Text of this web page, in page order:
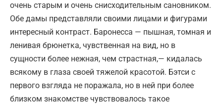
очень старым и очень снисходительным сановником.
Обе дамы представляли своими лицами и фигурами
интересный контраст. Баронесса — пышная, томная и
ленивая брюнетка, чувственная на вид, но в
сущности более нежная, чем страстная,— кидалась
всякому в глаза своей тяжелой красотой. Бэтси с
первого взгляда не поражала, но в ней при более
близком знакомстве чувствовалось такое